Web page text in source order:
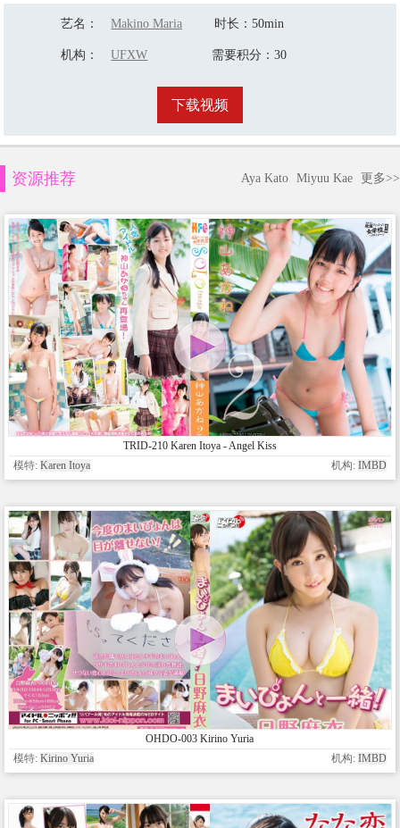
艺名 ： Makino Maria 时长 ：50min
机构 ： UFXW 需要积分 ：30
下载视频
资源推荐 Aya Kato Miyuu Kae 更多>>
TRID-210 Karen Itoya - Angel Kiss
模特: Karen Itoya 机构: IMBD
OHDO-003 Kirino Yuria
模特: Kirino Yuria 机构: IMBD